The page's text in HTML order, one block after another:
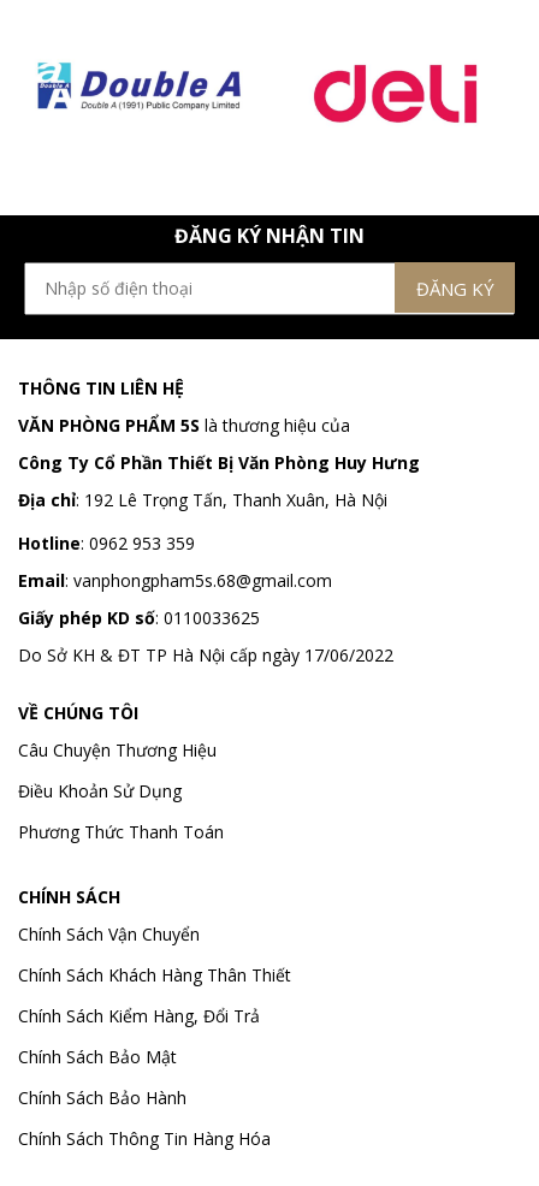
ĐĂNG KÝ NHẬN TIN
THÔNG TIN LIÊN HỆ
VĂN PHÒNG PHẨM 5S là thương hiệu của
Công Ty Cổ Phần Thiết Bị Văn Phòng Huy Hưng
Địa chỉ: 192 Lê Trọng Tấn, Thanh Xuân, Hà Nội
Hotline: 0962 953 359
Email: vanphongpham5s.68@gmail.com
Giấy phép KD số: 0110033625
Do Sở KH & ĐT TP Hà Nội cấp ngày 17/06/2022
VỀ CHÚNG TÔI
Câu Chuyện Thương Hiệu
Điều Khoản Sử Dụng
Phương Thức Thanh Toán
CHÍNH SÁCH
Chính Sách Vận Chuyển
Chính Sách Khách Hàng Thân Thiết
Chính Sách Kiểm Hàng, Đổi Trả
Chính Sách Bảo Mật
Chính Sách Bảo Hành
Chính Sách Thông Tin Hàng Hóa